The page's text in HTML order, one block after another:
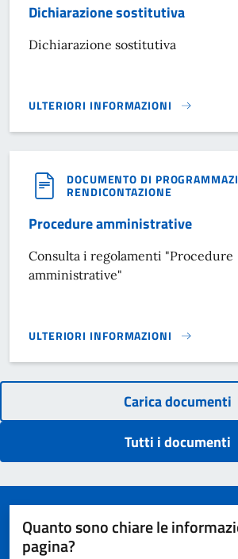
Dichiarazione sostitutiva
Dichiarazione sostitutiva
ULTERIORI INFORMAZIONI
DICHIARAZIONE SOSTITUTIVA}
DOCUMENTO DI
RENDICONTAZIONE
Procedure amministrative
Consulta i regolamenti "Procedure
amministrative"
ULTERIORI INFORMAZIONI
PROCEDURE AMMINISTRATIVE}
Carica documenti
Tutti i documenti
Quanto sono chiare le
pagina?